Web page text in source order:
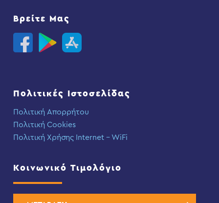
Βρείτε Μας
Πολιτικές Ιστοσελίδας
Πολιτική Απορρήτου
Πολιτική Cookies
Πολιτική Χρήσης Internet – WiFi
Κοινωνικό Τιμολόγιο